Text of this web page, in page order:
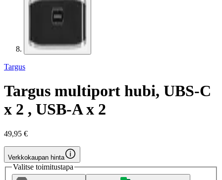
Targus
Targus multiport hubi, UBS-C
x 2 , USB-A x 2
49,95 €
Verkkokaupan hinta
Valitse toimitustapa